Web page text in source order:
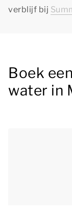
verblijf bij
Boek
water in